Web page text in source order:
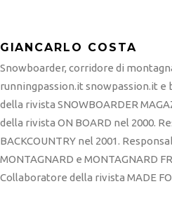
GIANCARLO COSTA
Snowboarder, corridore di
runningpassion.it snowpassion.it e
della rivista SNOWBOARDER
della rivista ON BOARD nel 2000.
BACKCOUNTRY nel 2001.
MONTAGNARD e MONTAGNARD
Collaboratore della rivista MADE